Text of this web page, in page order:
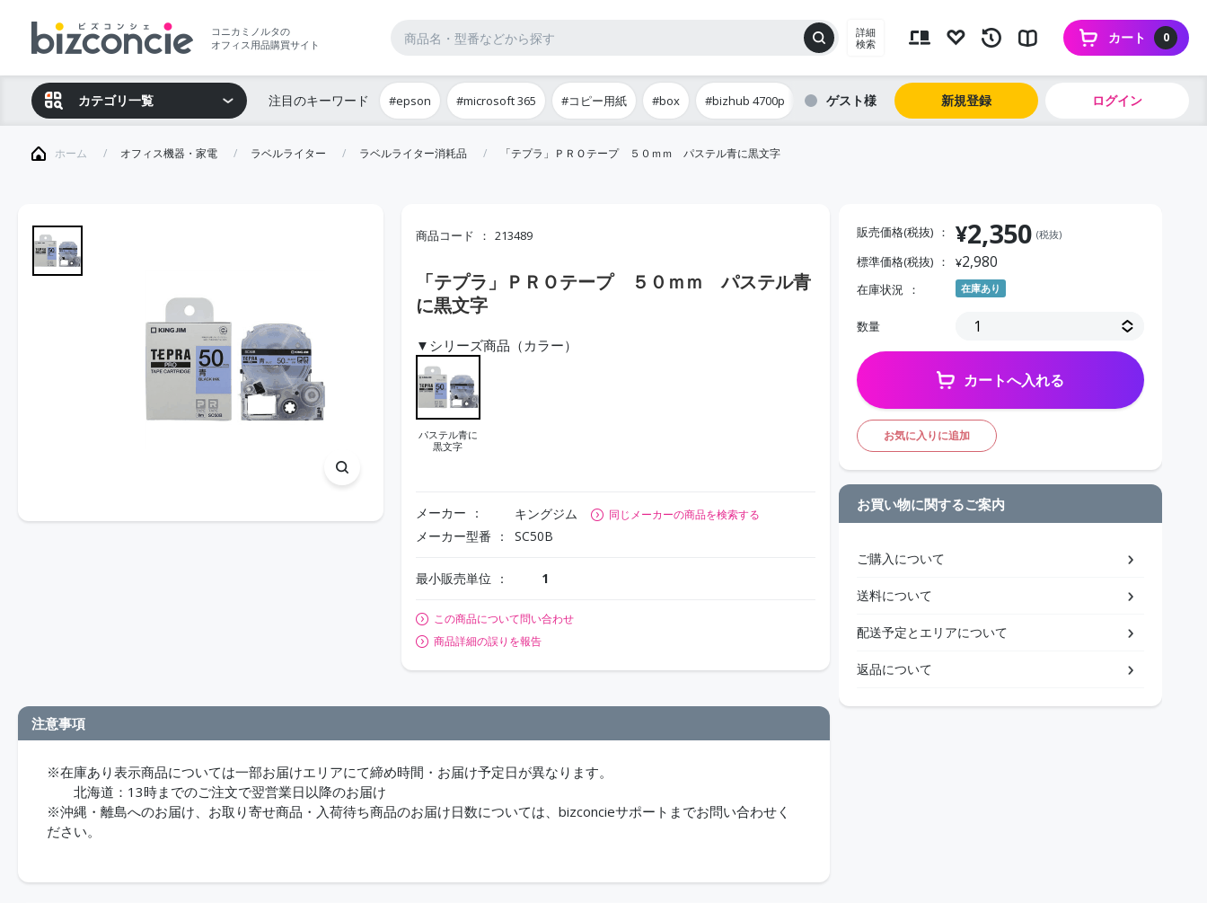
コニカミノルタの
オフィス用品購買サイト
詳細
検索
0
カート
カテゴリ一覧 注目のキーワード #epson #microsoft 365 #コピー用紙 #box #bizhub 4700p ゲスト 新規登録 ログイン
ホーム オフィス機器・家電 ラベルライター ラベルライター消耗品 「テプラ」ＰＲＯテープ ５０ｍｍ パステル青に黒文字
商品コード 213489
「テプラ」ＰＲＯテープ ５０ｍｍ パステル青
に黒文字
▼シリーズ商品（カラー）
パステル青に
黒文字
メーカー キングジム 同じメーカーの商品を検索する
メーカー型番 SC50B
最小販売単位 1
この商品について問い合わせ
商品詳細の誤りを報告
注意事項
※在庫あり表示商品については一部お届けエリアにて締め時間・お届け予定日が異なります。
北海道：13時までのご注文で翌営業日以降のお届け
※沖縄・離島へのお届け、お取り寄せ商品・入荷待ち商品のお届け日数については、bizconcieサポートまでお問い合わせく
ださい。
販売価格(税抜) ¥2,350 (税抜)
標準価格(税抜) ¥2,980
在庫状況 在庫あり
数量
カートへ入れる
お気に入りに追加
お買い物に関するご案内
ご購入について
送料について
配送予定とエリアについて
返品について